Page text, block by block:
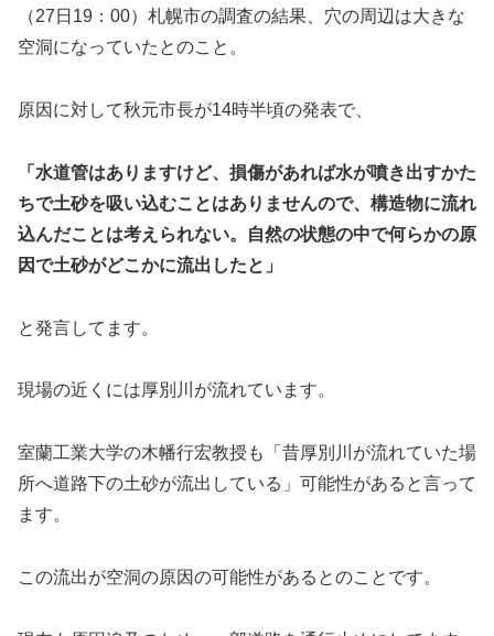
（27日19：00）札幌市の調査の結果、穴の周辺は大きな
空洞になっていたとのこと。
原因に対して秋元市長が14時半頃の発表で、
「水道管はありますけど、損傷があれば水が噴き出すかた
ちで土砂を吸い込むことはありませんので、構造物に流れ
込んだことは考えられない。自然の状態の中で何らかの原
因で土砂がどこかに流出したと」
と発言してます。
現場の近くには厚別川が流れています。
室蘭工業大学の木幡行宏教授も「昔厚別川が流れていた場
所へ道路下の土砂が流出している」可能性があると言って
ます。
この流出が空洞の原因の可能性があるとのことです。